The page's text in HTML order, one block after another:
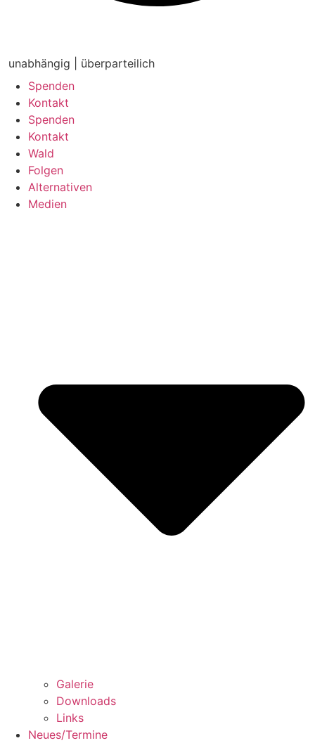
unabhängig | überparteilich
Spenden
Kontakt
Spenden
Kontakt
Wald
Folgen
Alternativen
Medien
Galerie
Downloads
Links
Neues/Termine